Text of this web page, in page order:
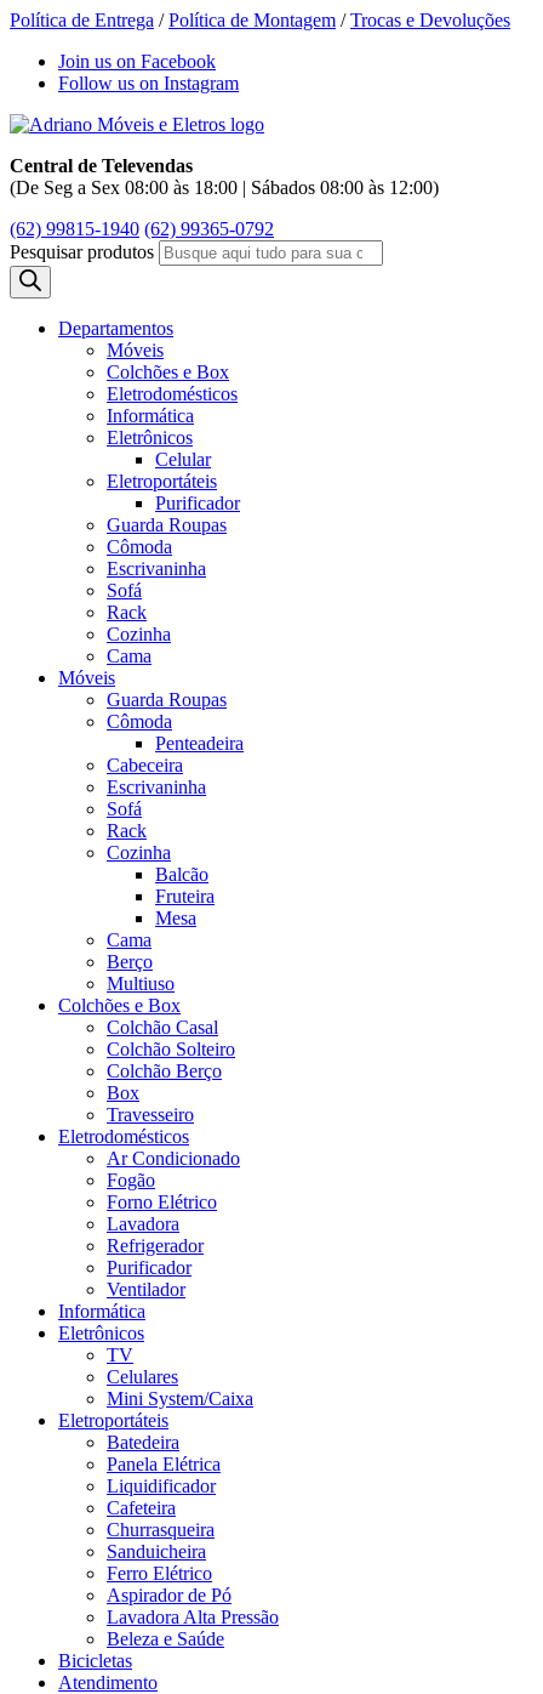
Política de Entrega /Política de Montagem /Trocas e Devoluções
Join us on Facebook
Follow us on Instagram
Central de Televendas
(De Seg a Sex 08:00 às 18:00 | Sábados 08:00 às 12:00)
(62) 99815-1940 (62) 99365-0792
Pesquisar produtos
Departamentos
Móveis
Colchões e Box
Eletrodomésticos
Informática
Eletrônicos
Celular
Eletroportáteis
Purificador
Guarda Roupas
Cômoda
Escrivaninha
Sofá
Rack
Cozinha
Cama
Móveis
Guarda Roupas
Cômoda
Penteadeira
Cabeceira
Escrivaninha
Sofá
Rack
Cozinha
Balcão
Fruteira
Mesa
Cama
Berço
Multiuso
Colchões e Box
Colchão Casal
Colchão Solteiro
Colchão Berço
Box
Travesseiro
Eletrodomésticos
Ar Condicionado
Fogão
Forno Elétrico
Lavadora
Refrigerador
Purificador
Ventilador
Informática
Eletrônicos
TV
Celulares
Mini System/Caixa
Eletroportáteis
Batedeira
Panela Elétrica
Liquidificador
Cafeteira
Churrasqueira
Sanduicheira
Ferro Elétrico
Aspirador de Pó
Lavadora Alta Pressão
Beleza e Saúde
Bicicletas
Atendimento